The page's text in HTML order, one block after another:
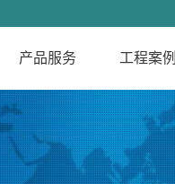
产品服务
智能混配料生产线
回转窑配电控制系
工程案例
合作案例